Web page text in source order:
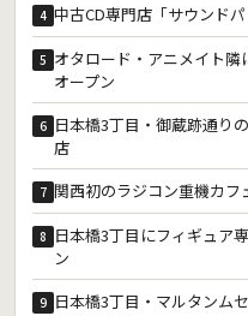
4 中古CD専門店「サウンド
5 オタロード・アニメイト
オープン
6 日本橋3丁目・御蔵跡通り
店
7 関西初のラジコン重機カ
8 日本橋3丁目にフィギュア
ン
9 日本橋3丁目・マルタンム